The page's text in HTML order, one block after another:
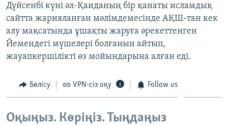
Дүйсенбі күні әл-Қаиданың бір қанаты исламдық
сайтта жарияланған мәлімдемесінде АҚШ-тан кек
алу мақсатында ұшақты жаруға әрекеттенген
Йемендегі мүшелері болғанын айтып,
жауапкершілікті өз мойындарына алған еді.
Бөлісу VPN-сіз оқу Follow us
Оқыңыз. Көріңіз. Тыңдаңыз